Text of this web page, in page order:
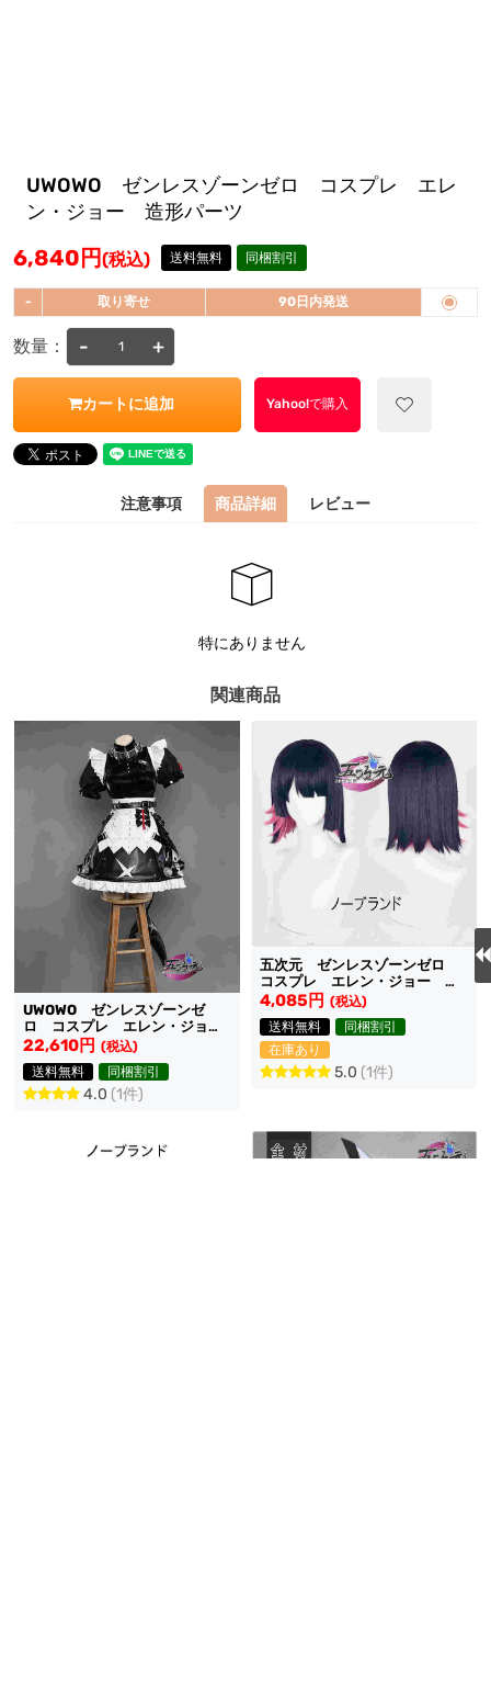
UWOWO ゼンレスゾーンゼロ コスプレ エレ
ン・ジョー 造形パーツ
6,840 円(税込) 送料無料 同梱割引
- 取り寄せ 90日内発送
数量： - +
カートに追加 Yahoo!で購入
注意事項 商品詳細 レビュー
特にありません
関連商品
UWOWO ゼンレスゾーンゼ
ロ コスプレ エレン・ジョ
ー 衣装
22,610円 (税込)
送料無料
同梱割引
4.0 (1件)
五次元 ゼンレスゾーンゼロ
コスプレ エレン・ジョー ウ
ィッグ
4,085円 (税込)
送料無料
同梱割引
在庫あり
5.0 (1件)